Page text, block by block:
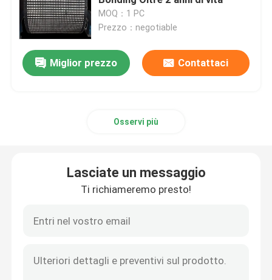
rivestimento isolante ceramico della puleggia
Rivestimento isolante della puleggia del trasportatore
Barre di impatto del trasportatore
letto di impatto del trasportatore
strato del poliuretano
MOQ：1 PC
Prezzo：negotiable
Miglior prezzo Contattaci
Osservi più
Lasciate un messaggio
Ti richiameremo presto!